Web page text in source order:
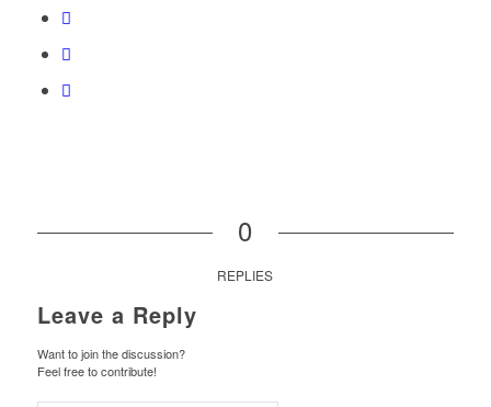
0
REPLIES
Leave a Reply
Want to join the discussion?
Feel free to contribute!